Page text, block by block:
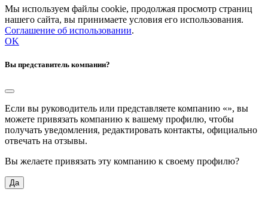
Мы используем файлы cookie, продолжая просмотр страниц
нашего сайта, вы принимаете условия его использования.
Соглашение об использовании.
OK
Вы представитель компании?
Если вы руководитель или представляете компанию «», вы
можете привязать компанию к вашему профилю, чтобы
получать уведомления, редактировать контакты, официально
отвечать на отзывы.
Вы желаете привязать эту компанию к своему профилю?
Да